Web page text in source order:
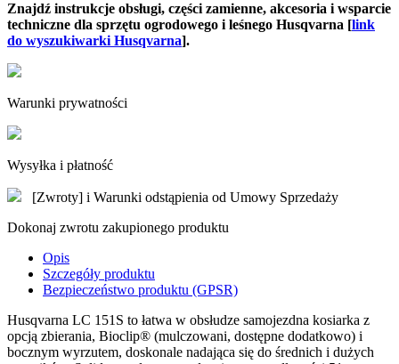
Znajdź instrukcje obsługi, części zamienne, akcesoria i wsparcie
techniczne dla sprzętu ogrodowego i leśnego Husqvarna [link
do wyszukiwarki Husqvarna].
Warunki prywatności
Wysyłka i płatność
[Zwroty] i Warunki odstąpienia od Umowy Sprzedaży
Dokonaj zwrotu zakupionego produktu
Opis
Szczegóły produktu
Bezpieczeństwo produktu (GPSR)
Husqvarna LC 151S to łatwa w obsłudze samojezdna kosiarka z
opcją zbierania, Bioclip® (mulczowani, dostępne dodatkowo) i
bocznym wyrzutem, doskonale nadająca się do średnich i dużych